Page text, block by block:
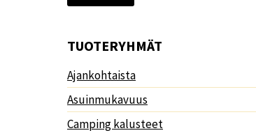
TUOTERYHMÄT
Ajankohtaista
Asuinmukavuus
Camping kalusteet